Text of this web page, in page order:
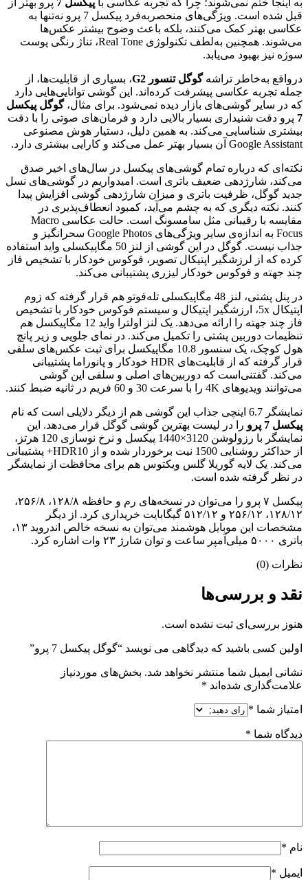
به اینجا ختم نمی‌شوند؛ چرا که تجربه عکاسی با پیکسل 7
پرو بهتر از
قبل شده است. ویژگی‌های منحصربه‌فرد پیکسل 7 پرو نه‌تنها به
عکاسی بهتر کمک می‌کنند، بلکه باعث وضوح بیشتر عکس‌ها
می‌شوند. همچنین به‌لطف تکنولوژی Real Tone، تناژ رنگی پوست
سوژه نیز بهبود می‌یابد.
درواقع به‌خاطر تراشهگوگل تنسور G2
، بسیاری از قابلیت‌ها، از
جمله تجربه عکاسی پیشرفت کرده‌اند. این گوشی توانایی‌‌هایی دارد
که در سایر گوشی‌های بازار دیده نمی‌شود. برای مثال،گوگل پیکسل
7 پرو دقت شنیداری بسیار بالایی دارد و فرمان‌های صوتی را با دقت
بیشتری شناسایی می‌کند. به همین دلیل، دستیار هوش مصنوعی
Google Assistant آن بسیار بهتر عمل می‌کند و کارایی بیشتری دارد.
نکته‌ای که درباره تمام گوشی‌های پیکسل در سال‌های اخیر صدق
می‌کند، شارژدهی ضعیف باتری است. امیدواریم در گوشی‌های نسل
جدید گوگل، ظرفیت باتری و میزان شارژدهی گوشی افزایش پیدا
کنند. نکته دیگری که به چشم می‌آید، کمبود انعطاف‌پذیری در
مقایسه با رقیبانی مثل سامسونگ است. حالت عکاسی Macro
Focus به‌ اندازه‌ی سایر ویژگی‌های Google Photos سحر‌انگیز و
جذاب نیست. گوگل در این گوشی از لنز 50 مگاپیکسلی واید استفاده
کرده که از لرزشگیر اپتیکال تصویر، فوکوس خودکار با تشخیص فاز
چند جهته و فوکوس خودکار لیزری پشتیبانی می‌کند.
در پنل پشتی، لنز‌ 48 مگاپیکسلی تله‌فوتو هم قرار گرفته که زوم
اپتیکال 5x، ارزشگیر اپتیکال و سیستم فوکوس خودکار با تشخیص
فاز چند جهته را ارائه می‌دهد. یک لنز اولترا واید 12 مگاپیکسل هم
تنظیمات دوربین پشتی را تکمیل می‌کند. در نمای جلویی و زیر پانچ
هول کوچک، یک سنسور 10.8 مگاپیکسل برای ثبت عکس‌های سلفی
قرار گرفته که از قابلیت‌های HDR خودکار و پانوراما پشتیبانی
می‌کند. گفتنی‌است که دوربین‌های اصلی و سلفی این گوشی
می‌توانند ویدیوهای 4K را با سرعت 30 و 60 فریم در ثانیه ضبط کنند.
نمایشگر 6.7 اینچی جذاب این گوشی هم از دیگر دلایلی است که نام
پیکسل 7 پرو
را در لیست بهترین گوشی گوگل قرار می‌دهد. این
نمایشگر با رزولوشن 3120×1440 پیکسل و نرخ نوسازی 120 هرتز،
از حداکثر روشنایی 1500 نیت برخوردار شده و از HDR10+ پشتیبانی
می‌کند. یک لایه گوریلا گلس ویکتوس هم برای محافظت از نمایشگر
در نظر گرفته شده است.
پیکسل ۷ پرو را می‌توان در نسخه‌های رم و حافظه ۱۲۸/۸، ۲۵۶/۸،
۱۲۸/۱۲، ۲۵۶/۱۲ و ۵۱۲/۱۲ گیگابایت خریداری کرد. از دیگر
مشخصات این موبایل هوشمند می‌توان به نسخه خالص اندروید ۱۳،
باتری ۵۰۰۰ میلی‌آمپر ساعت و توان شارژ ۲۳ وات اشاره کرد.
نظرات (0)
نقد و بررسی‌ها
هنوز بررسی‌ای ثبت نشده است.
اولین کسی باشید که دیدگاهی می نویسد “گوگل پیکسل 7 پرو”
نشانی ایمیل شما منتشر نخواهد شد. بخش‌های موردنیاز
علامت‌گذاری شده‌اند *
امتیاز شما *
دیدگاه شما *
نام *
ایمیل *